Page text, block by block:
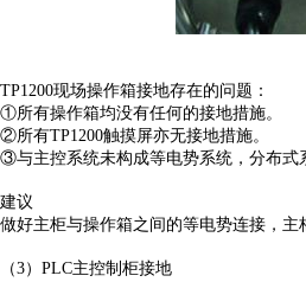
TP1200现场操作箱接地存在的问题：
①所有操作箱均没有任何的接地措施。
②所有TP1200触摸屏亦无接地措施。
③与主控系统未构成等电势系统，分布式
建议
做好主柜与操作箱之间的等电势连接，
（3）PLC主控制柜接地